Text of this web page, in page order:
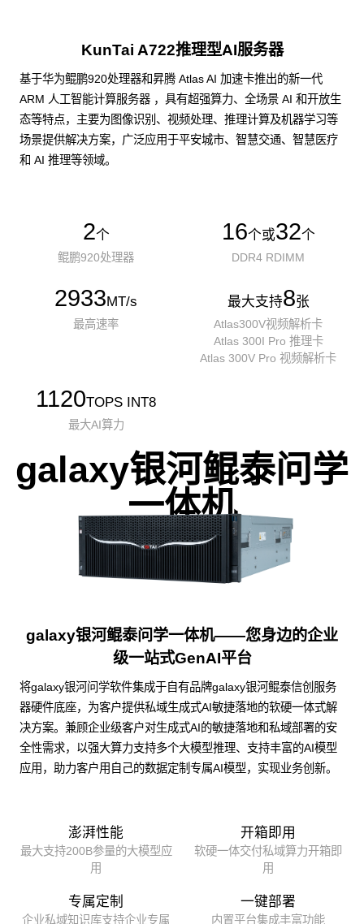
KunTai A722推理型AI服务器
基于华为鲲鹏920处理器和昇腾 Atlas AI 加速卡推出的新一代
ARM 人工智能计算服务器 ，具有超强算力、全场景 AI 和开放生
态等特点，主要为图像识别、视频处理、推理计算及机器学习等
场景提供解决方案，广泛应用于平安城市、智慧交通、智慧医疗
和 AI 推理等领域。
2个
鲲鹏920处理器
16个或32个
DDR4 RDIMM
2933MT/s
最高速率
最大支持8张
Atlas300V视频解析卡
Atlas 300I Pro 推理卡
Atlas 300V Pro 视频解析卡
1120TOPS INT8
最大AI算力
galaxy银河鲲泰问学
一体机
galaxy银河鲲泰问学一体机——您身边的企业
级一站式GenAI平台
将galaxy银河问学软件集成于自有品牌galaxy银河鲲泰信创服务
器硬件底座，为客户提供私域生成式AI敏捷落地的软硬一体式解
决方案。兼顾企业级客户对生成式AI的敏捷落地和私域部署的安
全性需求，以强大算力支持多个大模型推理、支持丰富的AI模型
应用，助力客户用自己的数据定制专属AI模型，实现业务创新。
澎湃性能
最大支持200B参量的大模型应
用
开箱即用
软硬一体交付私域算力开箱即
用
专属定制
企业私域知识库支持企业专属
一键部署
内置平台集成丰富功能